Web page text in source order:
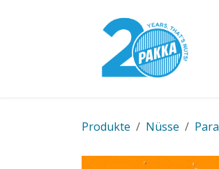
Produkte Nüsse